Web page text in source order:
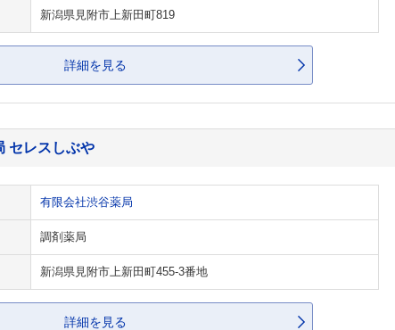
新潟県見附市上新田町819
詳細を見る
セレスしぶや
有限会社渋谷薬局
調剤薬局
新潟県見附市上新田町455-3番地
詳細を見る